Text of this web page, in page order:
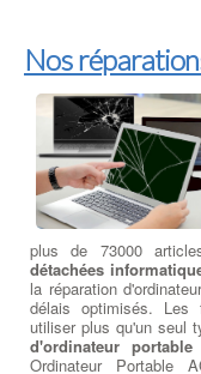
Nos
plus de 73000
détachées
la réparation
délais optimisés. Les
utiliser plus qu'un seul
d'ordinateur portable
Ordinateur Portable